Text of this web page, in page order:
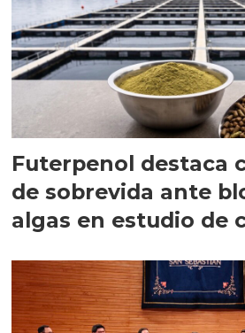
Futerpenol destaca
de sobrevida ante
algas en estudio de